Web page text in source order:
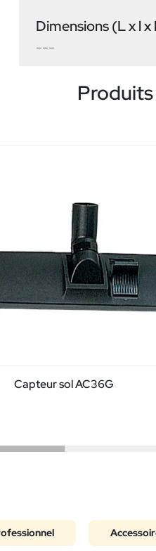
Dimensions (L x l x
---
Capteur sol AC36G